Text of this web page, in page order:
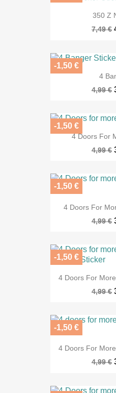
350 Z
7,49 €
4
4,99 €
-1,50 €
4 Doors For
4,99 €
-1,50 €
4 Doors For
4,99 €
-1,50 €
4 Doors For
4,99 €
-1,50 €
4 Doors For
4,99 €
-1,50 €